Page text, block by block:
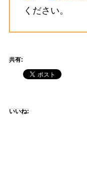
ください。
共有:
いいね: